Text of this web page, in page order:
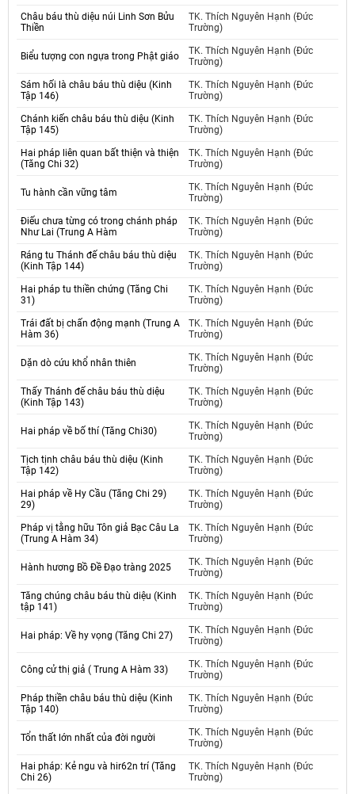
Châu báu thù diệu núi Linh Sơn Bửu
Thiền
TK. Thích Nguyên Hạnh (Đức
Trường)
Biểu tượng con ngựa trong Phật giáo
TK. Thích Nguyên Hạnh (Đức
Trường)
Sám hối là châu báu thù diệu (Kinh
Tập 146)
TK. Thích Nguyên Hạnh (Đức
Trường)
Chánh kiến châu báu thù diệu (Kinh
Tập 145)
TK. Thích Nguyên Hạnh (Đức
Trường)
Hai pháp liên quan bất thiện và thiện
(Tăng Chi 32)
TK. Thích Nguyên Hạnh (Đức
Trường)
Tu hành cần vững tâm
TK. Thích Nguyên Hạnh (Đức
Trường)
Điếu chưa từng có trong chánh pháp
Như Lai (Trung A Hàm
TK. Thích Nguyên Hạnh (Đức
Trường)
Ráng tu Thánh đế châu báu thù diệu
(Kinh Tập 144)
TK. Thích Nguyên Hạnh (Đức
Trường)
Hai pháp tu thiền chứng (Tăng Chi
31)
TK. Thích Nguyên Hạnh (Đức
Trường)
Trái đất bị chấn động mạnh (Trung A
Hàm 36)
TK. Thích Nguyên Hạnh (Đức
Trường)
Dặn dò cứu khổ nhân thiên
TK. Thích Nguyên Hạnh (Đức
Trường)
Thấy Thánh đế châu báu thù diệu
(Kinh Tập 143)
TK. Thích Nguyên Hạnh (Đức
Trường)
Hai pháp về bố thí (Tăng Chi30)
TK. Thích Nguyên Hạnh (Đức
Trường)
Tịch tịnh châu báu thù diệu (Kinh
Tập 142)
TK. Thích Nguyên Hạnh (Đức
Trường)
Hai pháp về Hy Cầu (Tăng Chi 29)
29)
TK. Thích Nguyên Hạnh (Đức
Trường)
Pháp vị tằng hữu Tôn giả Bạc Câu La
(Trung A Hàm 34)
TK. Thích Nguyên Hạnh (Đức
Trường)
Hành hương Bồ Đề Đạo tràng 2025
TK. Thích Nguyên Hạnh (Đức
Trường)
Tăng chúng châu báu thù diệu (Kinh
tập 141)
TK. Thích Nguyên Hạnh (Đức
Trường)
Hai pháp: Về hy vọng (Tăng Chi 27)
TK. Thích Nguyên Hạnh (Đức
Trường)
Công cử thị giả ( Trung A Hàm 33)
TK. Thích Nguyên Hạnh (Đức
Trường)
Pháp thiền châu báu thù diệu (Kinh
Tập 140)
TK. Thích Nguyên Hạnh (Đức
Trường)
Tổn thất lớn nhất của đời người
TK. Thích Nguyên Hạnh (Đức
Trường)
Hai pháp: Kẻ ngu và hir62n trí (Tăng
Chi 26)
TK. Thích Nguyên Hạnh (Đức
Trường)